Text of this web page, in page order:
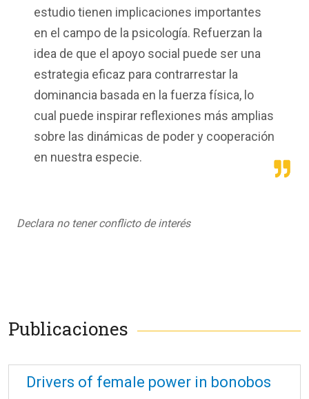
estudio tienen implicaciones importantes
en el campo de la psicología. Refuerzan la
idea de que el apoyo social puede ser una
estrategia eficaz para contrarrestar la
dominancia basada en la fuerza física, lo
cual puede inspirar reflexiones más amplias
sobre las dinámicas de poder y cooperación
en nuestra especie.
Declara no tener conflicto de interés
Publicaciones
Drivers of female power in bonobos